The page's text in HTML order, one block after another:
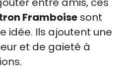
Framboise sont
idée. Ils ajoutent une
et de gaieté à